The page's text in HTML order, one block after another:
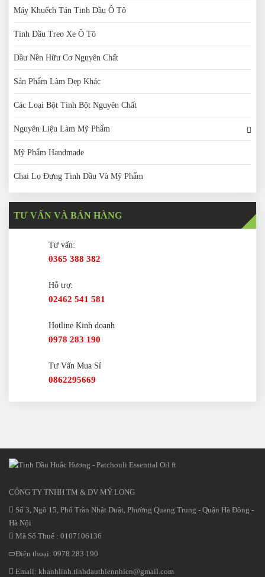
Máy Khuếch Tán Tinh Dầu Ô Tô
Tinh Dầu Treo Xe Ô Tô
Dầu Nền Hữu Cơ Nguyên Chất
Sản Phẩm Làm Đẹp Khác
Các Loại Bột Tinh Bột Nguyên Chất
Nguyên Liệu Làm Mỹ Phẩm
Mỹ Phẩm Handmade
Chai Lọ Đựng Tinh Dầu Và Mỹ Phẩm
TƯ VẤN VÀ BÁN HÀNG
Tư vấn:
0365 388 382
Hỗ trợ:
02462 541 581
Hotline Kinh doanh
0978 283 190
Tư Vấn Mua Sỉ
0862295669
CÔNG TY TNHH TM & DV MỸ LONG
Số 3, Ngõ 15, Phố Trần Nhật Duật, Phường Quang Trung - Quận Hà Đông -
Hà Nội
Mã Số Thuế : 0107106136
Điện thoại: 0978 283 190
Email: khanhlinh.tinhdauthiennhien@gmail.com